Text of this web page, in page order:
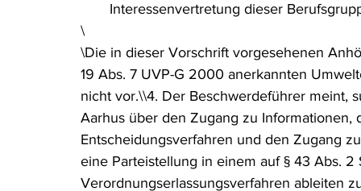
Interessenvertretung dieser
\
\Die in dieser Vorschrift vorgesehenen
19 Abs. 7 UVP-G 2000 anerkannten
nicht vor.\\4. Der Beschwerdeführer meint,
Aarhus über den Zugang zu
Entscheidungsverfahren und den Zugang
eine Parteistellung in einem auf § 43 Abs.
Verordnungserlassungsverfahren ableiten